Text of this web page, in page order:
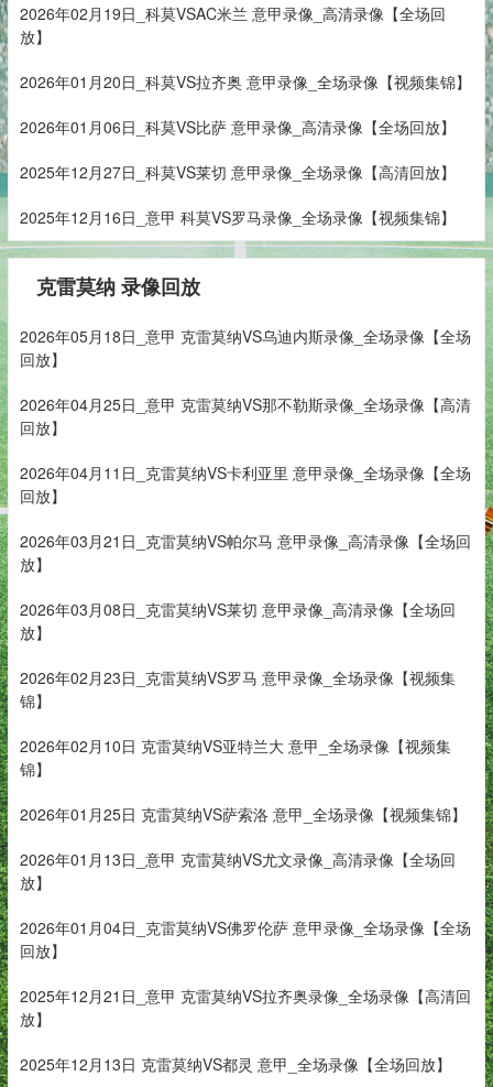
2026年02月19日_科莫VSAC米兰 意甲录像_高清录像【全场回
放】
2026年01月20日_科莫VS拉齐奥 意甲录像_全场录像【视频集锦】
2026年01月06日_科莫VS比萨 意甲录像_高清录像【全场回放】
2025年12月27日_科莫VS莱切 意甲录像_全场录像【高清回放】
2025年12月16日_意甲 科莫VS罗马录像_全场录像【视频集锦】
克雷莫纳 录像回放
2026年05月18日_意甲 克雷莫纳VS乌迪内斯录像_全场录像【全场
回放】
2026年04月25日_意甲 克雷莫纳VS那不勒斯录像_全场录像【高清
回放】
2026年04月11日_克雷莫纳VS卡利亚里 意甲录像_全场录像【全场
回放】
2026年03月21日_克雷莫纳VS帕尔马 意甲录像_高清录像【全场回
放】
2026年03月08日_克雷莫纳VS莱切 意甲录像_高清录像【全场回
放】
2026年02月23日_克雷莫纳VS罗马 意甲录像_全场录像【视频集
锦】
2026年02月10日 克雷莫纳VS亚特兰大 意甲_全场录像【视频集
锦】
2026年01月25日 克雷莫纳VS萨索洛 意甲_全场录像【视频集锦】
2026年01月13日_意甲 克雷莫纳VS尤文录像_高清录像【全场回
放】
2026年01月04日_克雷莫纳VS佛罗伦萨 意甲录像_全场录像【全场
回放】
2025年12月21日_意甲 克雷莫纳VS拉齐奥录像_全场录像【高清回
放】
2025年12月13日 克雷莫纳VS都灵 意甲_全场录像【全场回放】